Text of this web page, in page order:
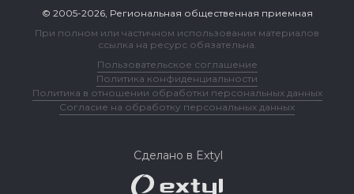
© 2005-2026, Региональная общественная приемная
При полном или частичном использовании материалов
ссылка на ресурс обязательна.
Пользовательское соглашение
Политика конфиденциальности
Политика в отношении обработки персональных данных
Согласие на обработку персональных данных
Сделано в Extyl